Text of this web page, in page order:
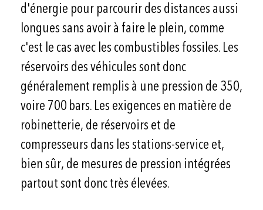
d'énergie pour parcourir des distances aussi
longues sans avoir à faire le plein, comme
c'est le cas avec les combustibles fossiles. Les
réservoirs des véhicules sont donc
généralement remplis à une pression de 350,
voire 700 bars. Les exigences en matière de
robinetterie, de réservoirs et de
compresseurs dans les stations-service et,
bien sûr, de mesures de pression intégrées
partout sont donc très élevées.